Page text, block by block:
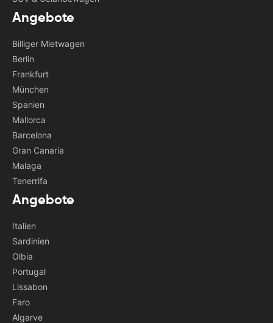
Angebote
Billiger Mietwagen
Berlin
Frankfurt
München
Spanien
Mallorca
Barcelona
Gran Canaria
Malaga
Tenerrifa
Angebote
Italien
Sardinien
Olbia
Portugal
Lissabon
Faro
Algarve